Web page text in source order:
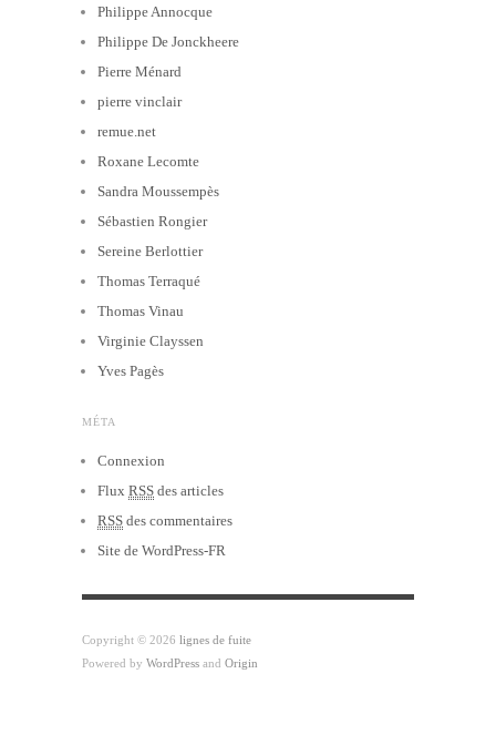
Philippe Annocque
Philippe De Jonckheere
Pierre Ménard
pierre vinclair
remue.net
Roxane Lecomte
Sandra Moussempès
Sébastien Rongier
Sereine Berlottier
Thomas Terraqué
Thomas Vinau
Virginie Clayssen
Yves Pagès
MÉTA
Connexion
Flux RSS des articles
RSS des commentaires
Site de WordPress-FR
Copyright © 2026 lignes de fuite
Powered by WordPress and Origin